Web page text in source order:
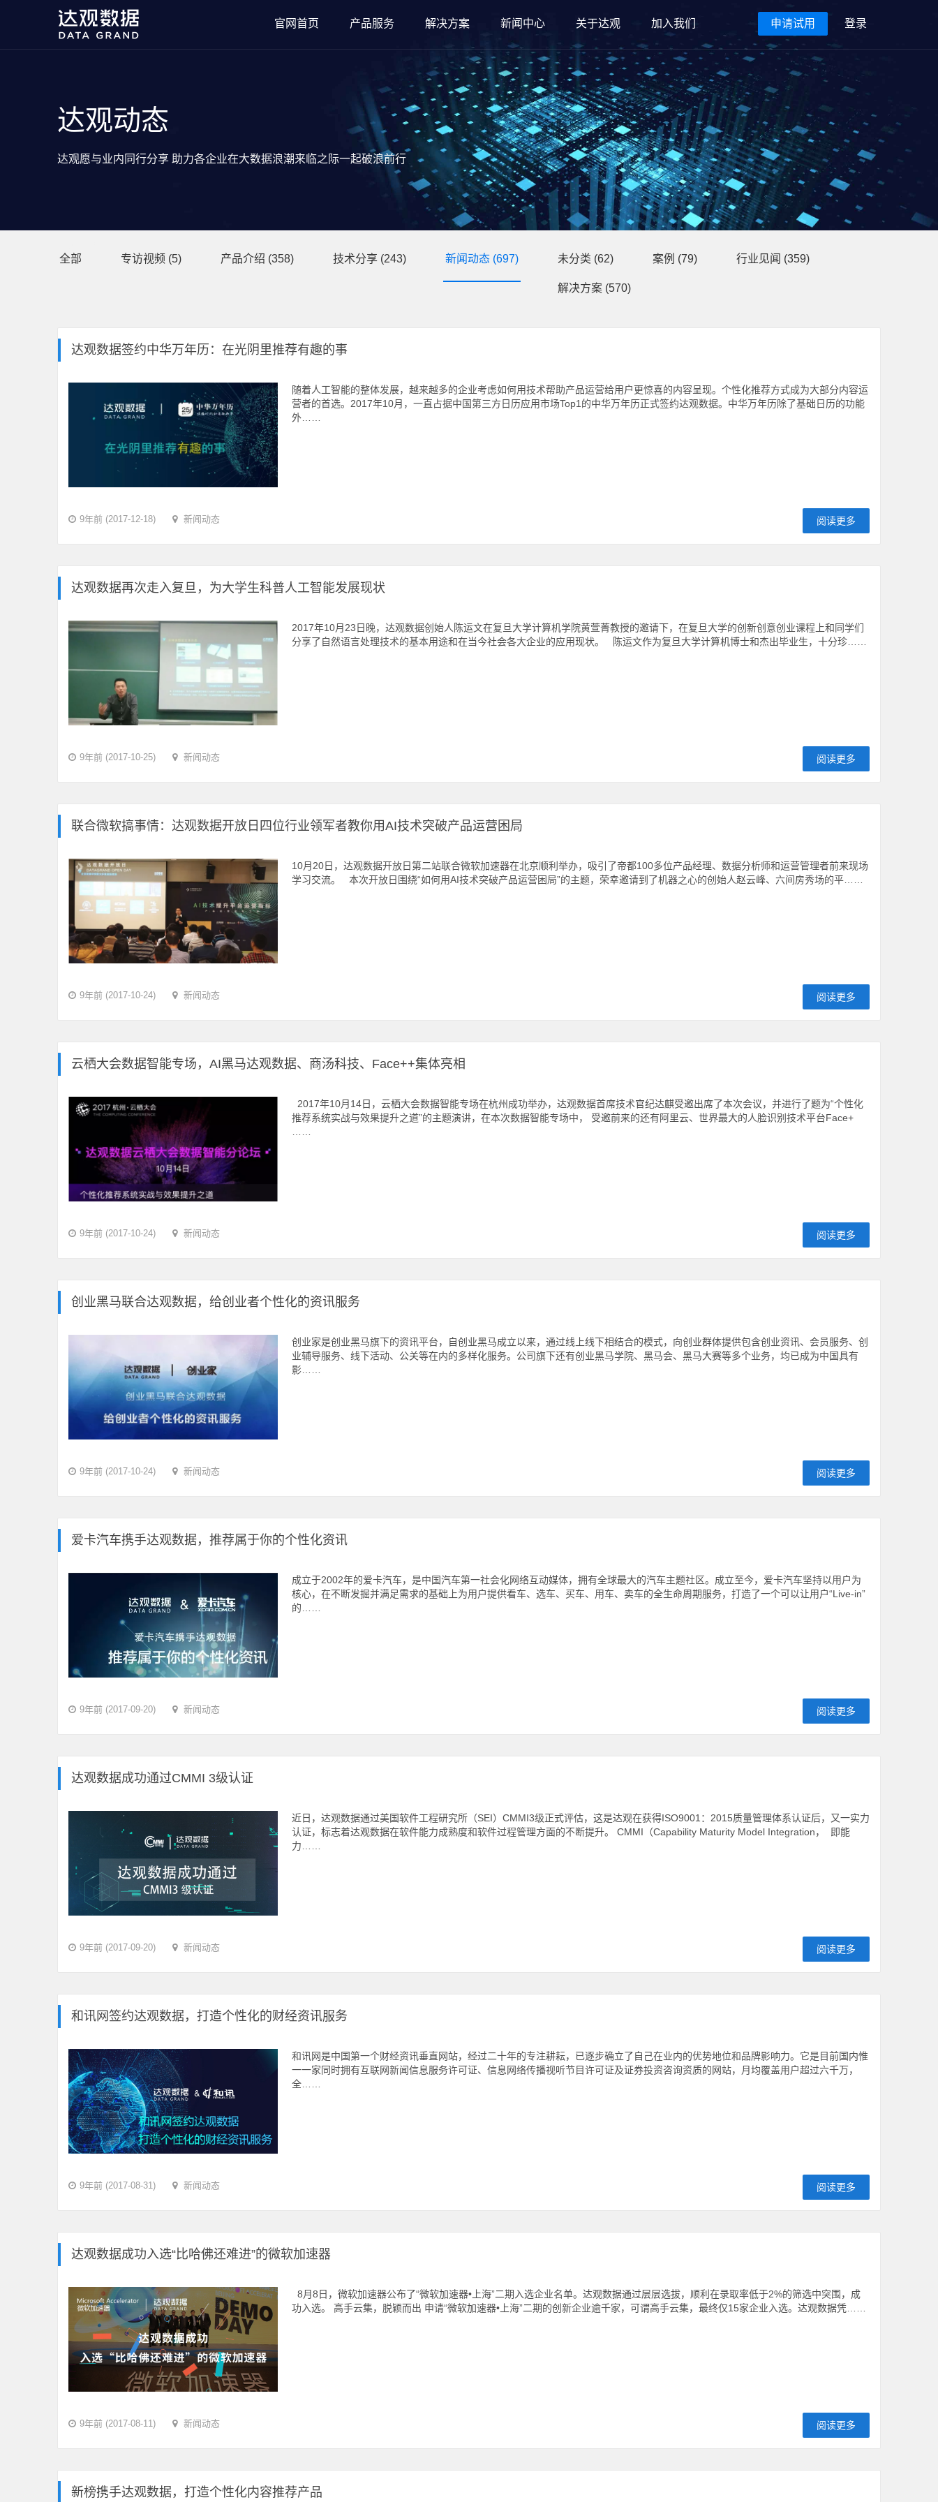
官网首页 产品服务 解决方案 新闻中心 关于达观 加入我们 申请试用 登录
达观动态
达观愿与业内同行分享 助力各企业在大数据浪潮来临之际一起破浪前行
全部 专访视频 (5) 产品介绍 (358) 技术分享 (243) 新闻动态 (697) 未分类 (62) 案例 (79) 行业见闻 (359)
解决方案 (570)
达观数据签约中华万年历：在光阴里推荐有趣的事
随着人工智能的整体发展，越来越多的企业考虑如何用技术帮助产品运营给用户更惊喜的内容呈现。个性化推荐方式成为大部分内容运
营者的首选。2017年10月，一直占据中国第三方日历应用市场Top1的中华万年历正式签约达观数据。中华万年历除了基础日历的功能
外……
9年前 (2017-12-18) 新闻动态 阅读更多
达观数据再次走入复旦，为大学生科普人工智能发展现状
2017年10月23日晚，达观数据创始人陈运文在复旦大学计算机学院黄萱菁教授的邀请下，在复旦大学的创新创意创业课程上和同学们
分享了自然语言处理技术的基本用途和在当今社会各大企业的应用现状。 陈运文作为复旦大学计算机博士和杰出毕业生，十分珍……
9年前 (2017-10-25) 新闻动态 阅读更多
联合微软搞事情：达观数据开放日四位行业领军者教你用AI技术突破产品运营困局
10月20日，达观数据开放日第二站联合微软加速器在北京顺利举办，吸引了帝都100多位产品经理、数据分析师和运营管理者前来现场
学习交流。 本次开放日围绕“如何用AI技术突破产品运营困局”的主题，荣幸邀请到了机器之心的创始人赵云峰、六间房秀场的平……
9年前 (2017-10-24) 新闻动态 阅读更多
云栖大会数据智能专场，AI黑马达观数据、商汤科技、Face++集体亮相
2017年10月14日，云栖大会数据智能专场在杭州成功举办，达观数据首席技术官纪达麒受邀出席了本次会议，并进行了题为“个性化
推荐系统实战与效果提升之道”的主题演讲，在本次数据智能专场中， 受邀前来的还有阿里云、世界最大的人脸识别技术平台Face+
9年前 (2017-10-24) 新闻动态 阅读更多
创业黑马联合达观数据，给创业者个性化的资讯服务
创业家是创业黑马旗下的资讯平台，自创业黑马成立以来，通过线上线下相结合的模式，向创业群体提供包含创业资讯、会员服务、创
业辅导服务、线下活动、公关等在内的多样化服务。公司旗下还有创业黑马学院、黑马会、黑马大赛等多个业务，均已成为中国具有
影……
9年前 (2017-10-24) 新闻动态 阅读更多
爱卡汽车携手达观数据，推荐属于你的个性化资讯
成立于2002年的爱卡汽车，是中国汽车第一社会化网络互动媒体，拥有全球最大的汽车主题社区。成立至今，爱卡汽车坚持以用户为
核心，在不断发掘并满足需求的基础上为用户提供看车、选车、买车、用车、卖车的全生命周期服务，打造了一个可以让用户“Live-in”
的……
9年前 (2017-09-20) 新闻动态 阅读更多
达观数据成功通过CMMI 3级认证
近日，达观数据通过美国软件工程研究所（SEI）CMMI3级正式评估，这是达观在获得ISO9001：2015质量管理体系认证后，又一实力
认证，标志着达观数据在软件能力成熟度和软件过程管理方面的不断提升。 CMMI（Capability Maturity Model Integration， 即能
力……
9年前 (2017-09-20) 新闻动态 阅读更多
和讯网签约达观数据，打造个性化的财经资讯服务
和讯网是中国第一个财经资讯垂直网站，经过二十年的专注耕耘，已逐步确立了自己在业内的优势地位和品牌影响力。它是目前国内惟
一一家同时拥有互联网新闻信息服务许可证、信息网络传播视听节目许可证及证券投资咨询资质的网站，月均覆盖用户超过六千万，
全……
9年前 (2017-08-31) 新闻动态 阅读更多
达观数据成功入选“比哈佛还难进”的微软加速器
8月8日，微软加速器公布了“微软加速器•上海”二期入选企业名单。达观数据通过层层选拔，顺利在录取率低于2%的筛选中突围，成
功入选。 高手云集，脱颖而出 申请“微软加速器•上海”二期的创新企业逾千家，可谓高手云集，最终仅15家企业入选。达观数据凭……
9年前 (2017-08-11) 新闻动态 阅读更多
新榜携手达观数据，打造个性化内容推荐产品